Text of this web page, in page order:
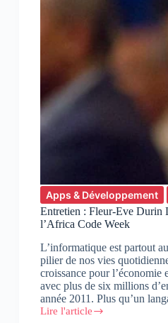
Apps & Développement
Entretien : Fleur-Eve Durin
l’Africa Code Week
L’informatique est partout
pilier de nos vies
croissance pour l’économie
avec plus de six millions
année 2011. Plus qu’un
Lire l'article
Entretien